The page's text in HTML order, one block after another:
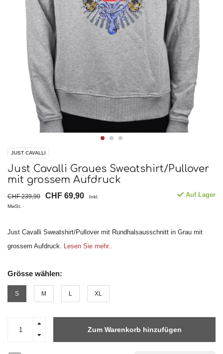
JUST CAVALLI
Just Cavalli Graues Sweatshirt/Pullover
mit grossem Aufdruck
CHF 239,90 CHF 69,90
Inkl.
MwSt.
Auf Lager
Just Cavalli Sweatshirt/Pullover mit Rundhalsausschnitt in Grau mit
grossem Aufdruck. Lesen Sie mehr..
Grösse wählen:
S M XL
Zum Warenkorb hinzufügen